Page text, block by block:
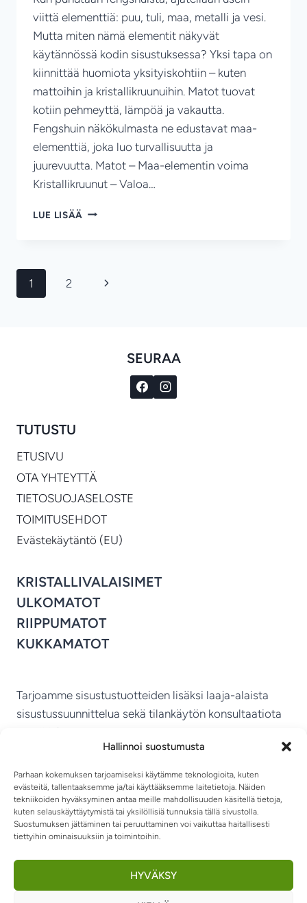
Hallinnoi suostumusta
Parhaan kokemuksen tarjoamiseksi käytämme teknologioita, kuten
evästeitä, tallentaaksemme ja/tai käyttääksemme laitetietoja. Näiden
tekniikoiden hyväksyminen antaa meille mahdollisuuden käsitellä tietoja,
kuten selauskäyttäytymistä tai yksilöllisiä tunnuksia tällä sivustolla.
Suostumuksen jättäminen tai peruuttaminen voi vaikuttaa haitallisesti
tiettyihin ominaisuuksiin ja toimintoihin.
HYVÄKSY
viittä elementtiä: puu, tuli, maa, metalli ja vesi.
Mutta miten nämä elementit näkyvät
käytännössä kodin sisustuksessa? Yksi tapa on
kiinnittää huomiota yksityiskohtiin – kuten
mattoihin ja kristallikruunuihin. Matot tuovat
kotiin pehmeyttä, lämpöä ja vakautta.
Fengshuin näkökulmasta ne edustavat maa-
elementtiä, joka luo turvallisuutta ja
juurevuutta. Matot – Maa-elementin voima
Kristallikruunut – Valoa…
LUE LISÄÄ FENGSHUI
MATOT
Sivunavigointi
1 2
Seuraava
SEURAA
TUTUSTU
ETUSIVU
OTA YHTEYTTÄ
TIETOSUOJASELOSTE
TOIMITUSEHDOT
Evästekäytäntö (EU)
KRISTALLIVALAISIMET
ULKOMATOT
RIIPPUMATOT
KUKKAMATOT
Tarjoamme sisustustuotteiden lisäksi laaja-alaista
sisustussuunnittelua sekä tilankäytön konsultaatiota
MIKKELIN VITRIINI KY
TIETOSUOJASELOSTE
RIIPPUMATOT JA -TUOLIT